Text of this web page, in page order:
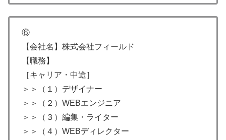
⑥
【会社名】株式会社フィールド
【職務】
［キャリア・中途］
＞＞（１）デザイナー
＞＞（２）WEBエンジニア
＞＞（３）編集・ライター
＞＞（４）WEBディレクター